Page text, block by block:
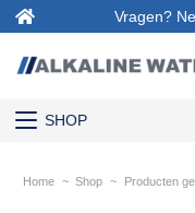
Vragen?
SHOP
Home ~ Shop ~ Producten